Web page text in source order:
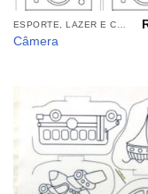
ESPORTE, LAZER E CIA (TECIDOS)
Câmera